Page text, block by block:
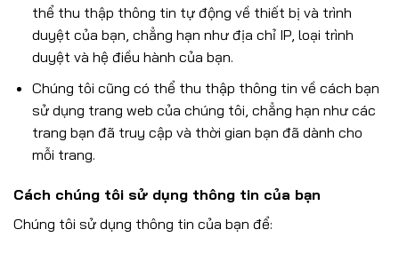
thể thu thập thông tin tự động về thiết bị và trình
duyệt của bạn, chẳng hạn như địa chỉ IP, loại trình
duyệt và hệ điều hành của bạn.
Chúng tôi cũng có thể thu thập thông tin về cách bạn
sử dụng trang web của chúng tôi, chẳng hạn như các
trang bạn đã truy cập và thời gian bạn đã dành cho
mỗi trang.
Cách chúng tôi sử dụng thông tin của bạn
Chúng tôi sử dụng thông tin của bạn để: